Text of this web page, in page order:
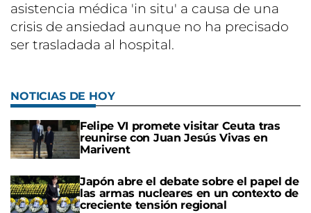
asistencia médica 'in situ' a causa de una
crisis de ansiedad aunque no ha precisado
ser trasladada al hospital.
NOTICIAS DE HOY
Felipe VI promete visitar Ceuta tras
reunirse con Juan Jesús Vivas en
Marivent
Japón abre el debate sobre el papel de
las armas nucleares en un contexto de
creciente tensión regional